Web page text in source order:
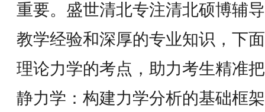
重要。盛世清北专注清北硕博辅
教学经验和深厚的专业知识，下
理论力学的考点，助力考生精准
静力学：构建力学分析的基础框架